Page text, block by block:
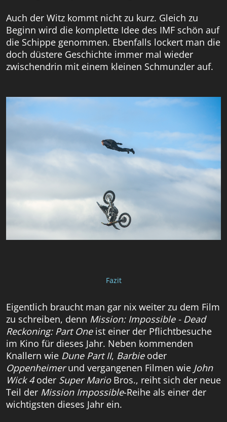
Auch der Witz kommt nicht zu kurz. Gleich zu
Beginn wird die komplette Idee des IMF schön auf
die Schippe genommen. Ebenfalls lockert man die
doch düstere Geschichte immer mal wieder
zwischendrin mit einem kleinen Schmunzler auf.
Fazit
Eigentlich braucht man gar nix weiter zu dem Film
zu schreiben, denn Mission: Impossible - Dead
Reckoning: Part Oneist einer der Pflichtbesuche
im Kino für dieses Jahr. Neben kommenden
Knallern wie Dune Part II, Barbieoder
Oppenheimerund vergangenen Filmen wie John
Wick 4oder Super MarioBros., reiht sich der neue
Teil der Mission Impossible-Reihe als einer der
wichtigsten dieses Jahr ein.